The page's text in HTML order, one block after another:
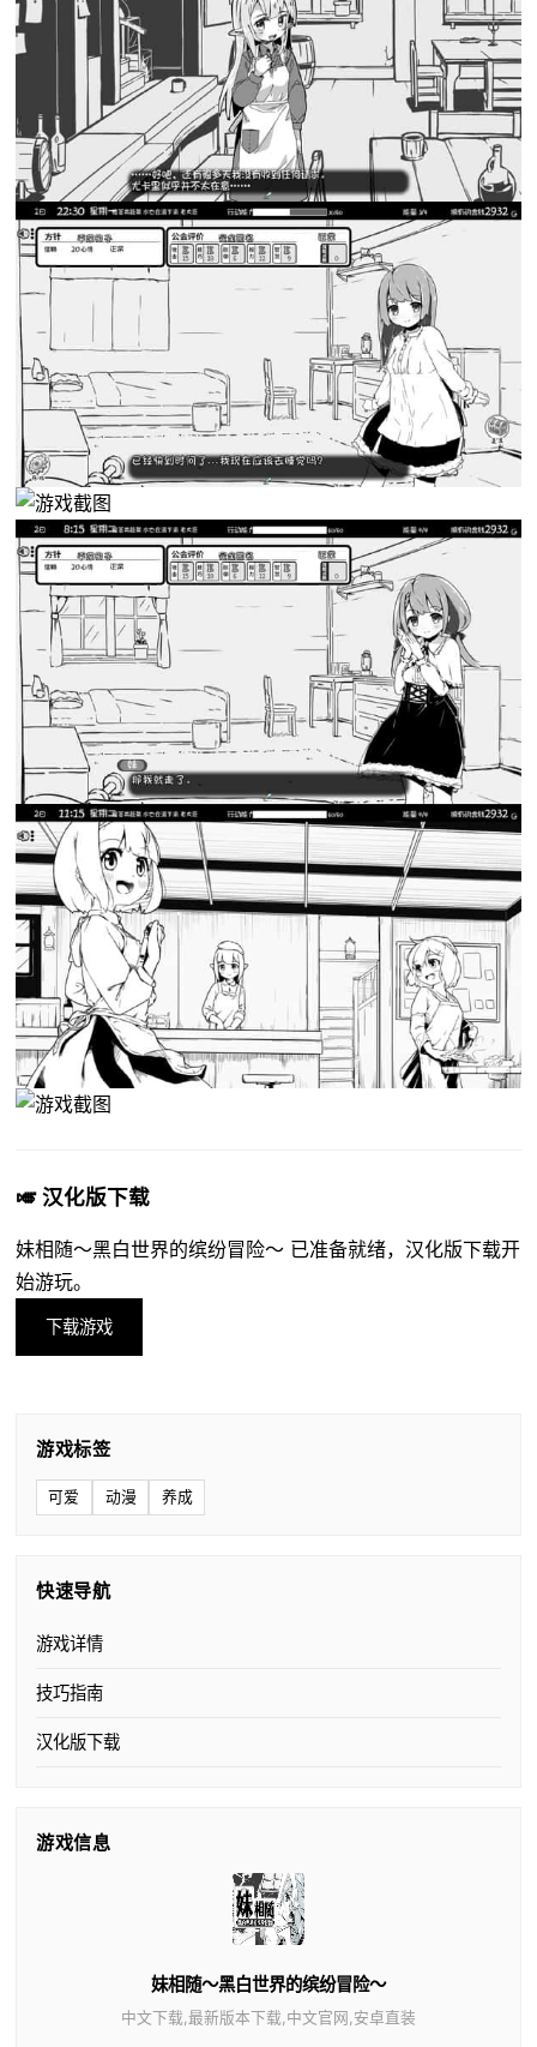
🎺 汉化版下载
妹相随～黑白世界的缤纷冒险～ 已准备就绪，汉化版下载开
始游玩。
下载游戏
游戏标签
可爱 动漫 养成
快速导航
游戏详情
技巧指南
汉化版下载
游戏信息
妹相随～黑白世界的缤纷冒险～
中文下载,最新版本下载,中文官网,安卓直装